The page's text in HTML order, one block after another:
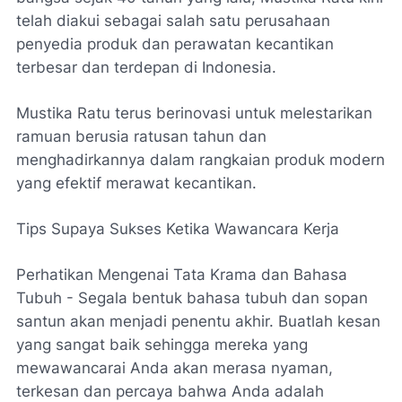
telah diakui sebagai salah satu perusahaan
penyedia produk dan perawatan kecantikan
terbesar dan terdepan di Indonesia.
Mustika Ratu terus berinovasi untuk melestarikan
ramuan berusia ratusan tahun dan
menghadirkannya dalam rangkaian produk modern
yang efektif merawat kecantikan.
Tips Supaya Sukses Ketika Wawancara Kerja
Perhatikan Mengenai Tata Krama dan Bahasa
Tubuh - Segala bentuk bahasa tubuh dan sopan
santun akan menjadi penentu akhir. Buatlah kesan
yang sangat baik sehingga mereka yang
mewawancarai Anda akan merasa nyaman,
terkesan dan percaya bahwa Anda adalah